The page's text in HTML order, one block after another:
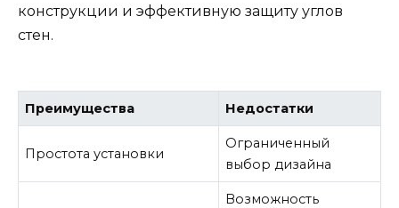
конструкции и эффективную защиту углов
стен.
Преимущества Недостатки
Простота установки
Ограниченный
выбор дизайна
Возможность